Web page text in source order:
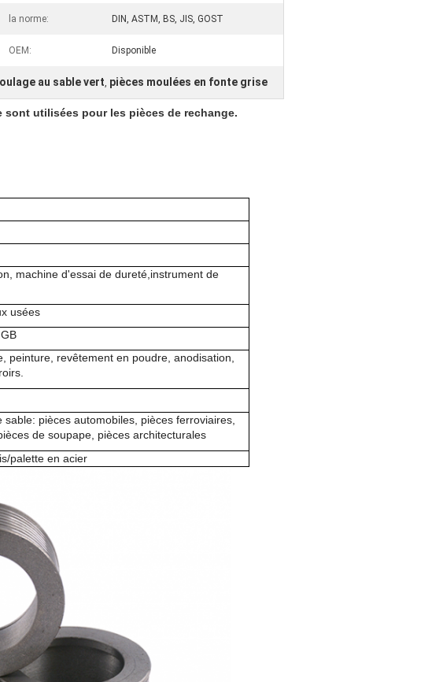
la norme: DIN, ASTM, BS, JIS, GOST
OEM: Disponible
au sable vert, pièces moulées en fonte grise
sont utilisées pour les pièces de rechange.
machine d'essai de dureté,instrument de
usées
peinture, revêtement en poudre, anodisation,
pièces automobiles, pièces ferroviaires,
de soupape, pièces architecturales
palette en acier